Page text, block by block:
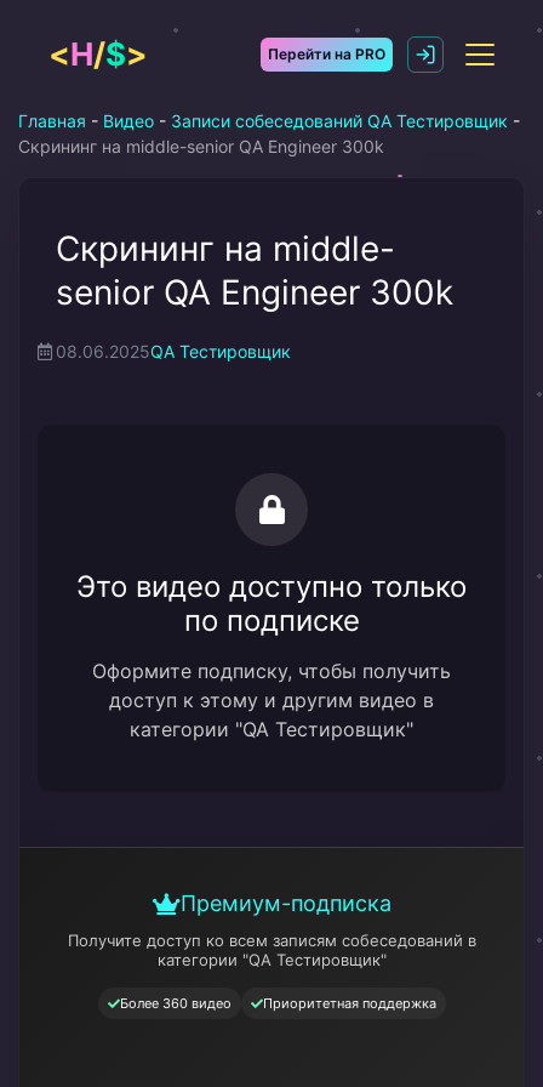
содержимому
<H/$> Перейти на PRO
Главная - Видео - Записи собеседований QA Тестировщик -
Скрининг на middle-senior QA Engineer 300k
Скрининг на middle-
senior QA Engineer 300k
08.06.2025QA Тестировщик
Это видео доступно только
по подписке
Оформите подписку, чтобы получить
доступ к этому и другим видео в
категории "QA Тестировщик"
Премиум-подписка
Получите доступ ко всем записям собеседований в
категории "QA Тестировщик"
Более 360 видео Приоритетная поддержка